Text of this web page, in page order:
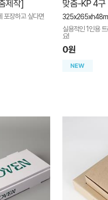
제작]
포장하고 싶다면
맞춤-KP 4
실용적인 1인용
요!
0원